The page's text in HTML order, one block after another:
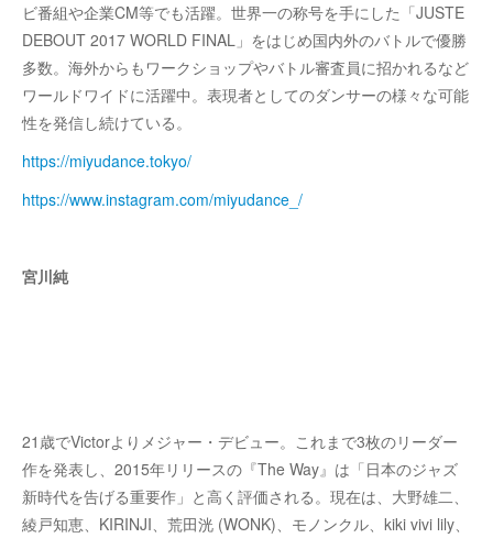
ビ番組や企業CM等でも活躍。世界⼀の称号を⼿にした「JUSTE
DEBOUT 2017 WORLD FINAL」をはじめ国内外のバトルで優勝
多数。海外からもワークショップやバトル審査員に招かれるなど
ワールドワイドに活躍中。表現者としてのダンサーの様々な可能
性を発信し続けている。
https://miyudance.tokyo/
https://www.instagram.com/miyudance_/
宮川純
21歳でVictorよりメジャー・デビュー。これまで3枚のリーダー
作を発表し、2015年リリースの『The Way』は「日本のジャズ
新時代を告げる重要作」と高く評価される。現在は、大野雄二、
綾戸知恵、KIRINJI、荒田洸 (WONK)、モノンクル、kiki vivi lily、